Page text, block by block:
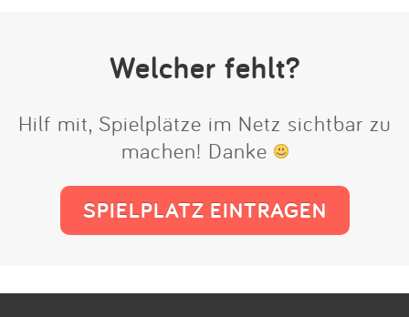
Welcher fehlt?
Hilf mit, Spielplätze im Netz sichtbar zu
machen! Danke
SPIELPLATZ EINTRAGEN